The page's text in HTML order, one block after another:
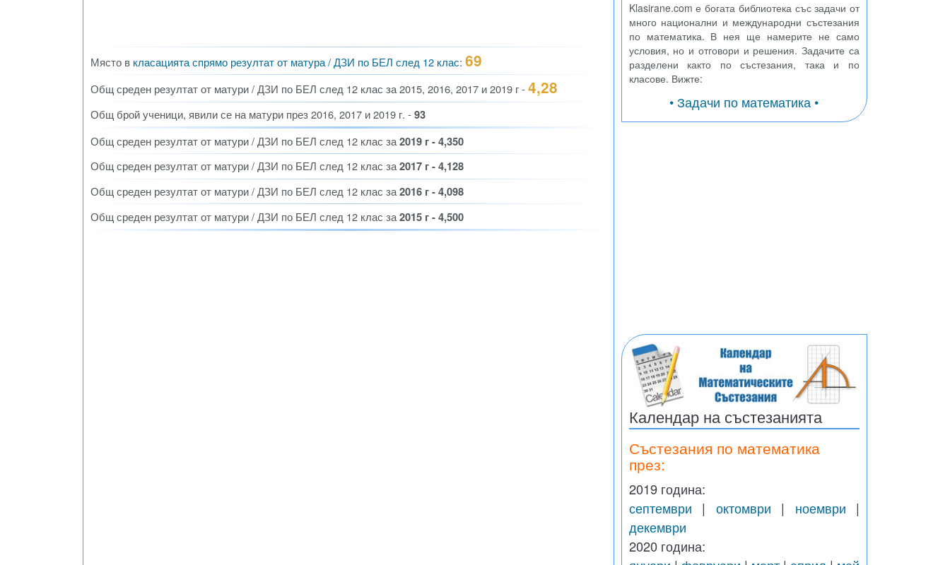
Място в класацията спрямо резултат от матура / ДЗИ по БЕЛ след 12 клас: 69
Общ среден резултат от матури / ДЗИ по БЕЛ след 12 клас за 2015, 2016, 2017 и 2019 г -4,28
Общ брой ученици, явили се на матури през 2016, 2017 и 2019 г. -93
Общ среден резултат от матури / ДЗИ по БЕЛ след 12 клас за2019 г - 4,350
Общ среден резултат от матури / ДЗИ по БЕЛ след 12 клас за2017 г - 4,128
Общ среден резултат от матури / ДЗИ по БЕЛ след 12 клас за2016 г - 4,098
Общ среден резултат от матури / ДЗИ по БЕЛ след 12 клас за2015 г - 4,500
Klasirane.com е богата библиотека със задачи от
много национални и международни състезания
по математика. В нея ще намерите не само
условия, но и отговори и решения. Задачите са
разделени както по състезания, така и по
класове. Вижте:
• Задачи по математика •
Календар на състезанията
Състезания по математика
през:
2019 година:
септември | октомври | ноември |
декември
2020 година: